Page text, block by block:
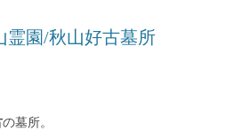
園/秋山好古墓所
の墓所。